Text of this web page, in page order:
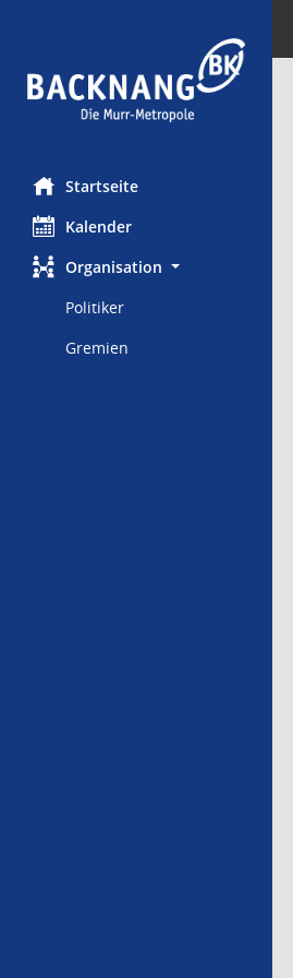
Startseite
Kalender
Organisation
Politiker
Gremien